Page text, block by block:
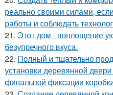
реально своими силами,
работы и соблюдать
21. Этот дом - воплощение
безупречного вкуса.
22. Полный и тщательно
установки деревянной
финальной фиксации